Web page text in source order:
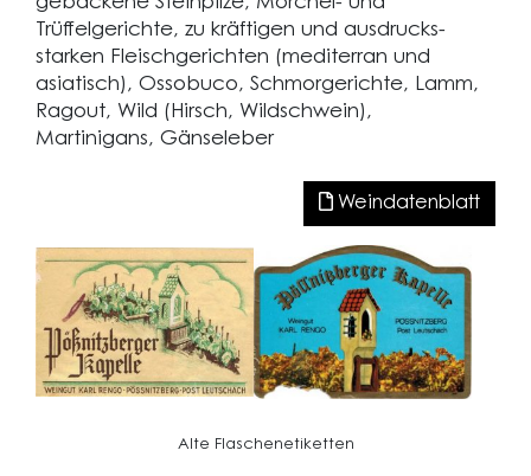
Alte Flaschenetiketten
Trüffelgerichte, zu kräftigen und ausdrucks-
starken Fleischgerichten (mediterran und
asiatisch), Ossobuco, Schmorgerichte, Lamm,
Ragout, Wild (Hirsch, Wildschwein),
Martinigans, Gänseleber
Weindatenblatt